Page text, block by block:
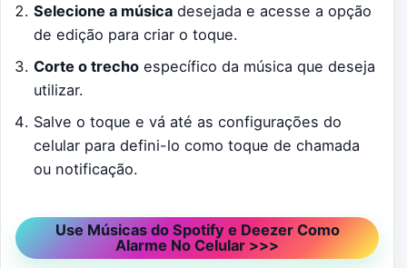
Selecione a música desejada e acesse a opção
de edição para criar o toque.
Corte o trecho específico da música que deseja
utilizar.
Salve o toque e vá até as configurações do
celular para defini-lo como toque de chamada
ou notificação.
Use Músicas do Spotify e Deezer Como
Alarme No Celular >>>